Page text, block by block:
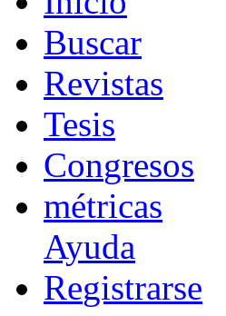
Buscar
Revistas
Tesis
Congresos
métricas
Ayuda
Registrarse